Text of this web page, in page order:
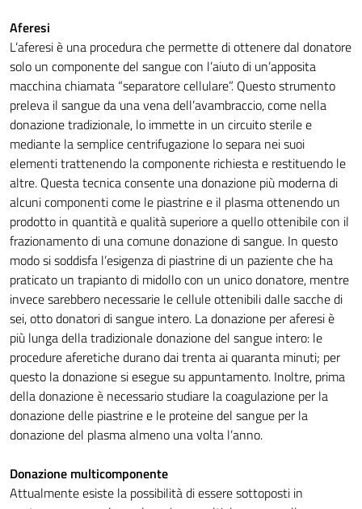
Aferesi
L’aferesi è una procedura che permette di ottenere dal donatore
solo un componente del sangue con l’aiuto di un’apposita
macchina chiamata “separatore cellulare”. Questo strumento
preleva il sangue da una vena dell’avambraccio, come nella
donazione tradizionale, lo immette in un circuito sterile e
mediante la semplice centrifugazione lo separa nei suoi
elementi trattenendo la componente richiesta e restituendo le
altre. Questa tecnica consente una donazione più moderna di
alcuni componenti come le piastrine e il plasma ottenendo un
prodotto in quantità e qualità superiore a quello ottenibile con il
frazionamento di una comune donazione di sangue. In questo
modo si soddisfa l’esigenza di piastrine di un paziente che ha
praticato un trapianto di midollo con un unico donatore, mentre
invece sarebbero necessarie le cellule ottenibili dalle sacche di
sei, otto donatori di sangue intero. La donazione per aferesi è
più lunga della tradizionale donazione del sangue intero: le
procedure aferetiche durano dai trenta ai quaranta minuti; per
questo la donazione si esegue su appuntamento. Inoltre, prima
della donazione è necessario studiare la coagulazione per la
donazione delle piastrine e le proteine del sangue per la
donazione del plasma almeno una volta l’anno.
Donazione multicomponente
Attualmente esiste la possibilità di essere sottoposti in